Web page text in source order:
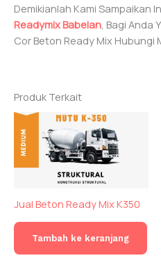
Demikianlah Kami Sampaikan
Readymix Babelan , Bagi
Cor Beton Ready Mix Hubungi
Produk Terkait
Jual Beton Ready Mix K350
Tambah ke keranjang